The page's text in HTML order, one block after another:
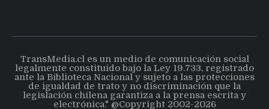
TransMedia.cl es un medio de comunicación social
legalmente constituido bajo la Ley 19.733, registrado
ante la Biblioteca Nacional y sujeto a las protecciones
de igualdad de trato y no discriminación que la
legislación chilena garantiza a la prensa escrita y
electrónica." @Copyright 2002-2026